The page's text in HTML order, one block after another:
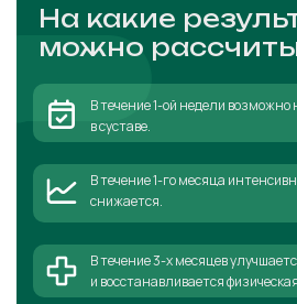
На какие
можно
В течение 1-ой недели возможно
в суставе.
В течение 1-го месяца
снижается.
В течение 3-х месяцев
и восстанавливается